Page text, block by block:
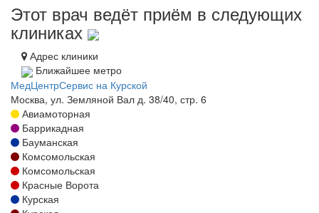
Этот врач ведёт приём в следующих
клиниках
Адрес клиники
Ближайшее метро
МедЦентрСервис на Курской
Москва, ул. Земляной Вал д. 38/40, стр. 6
Авиамоторная
Баррикадная
Бауманская
Комсомольская
Комсомольская
Красные Ворота
Курская